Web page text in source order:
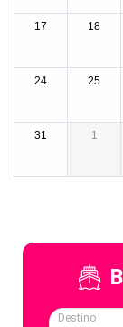
17 18
24 25
31 1
Destino